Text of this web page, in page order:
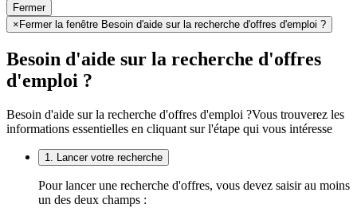
Fermer
×Fermer la fenêtre Besoin d'aide sur la recherche d'offres d'emploi ?
Besoin d'aide sur la recherche d'offres
d'emploi ?
Besoin d'aide sur la recherche d'offres d'emploi ?Vous trouverez les
informations essentielles en cliquant sur l'étape qui vous intéresse
1. Lancer votre recherche
Pour lancer une recherche d'offres, vous devez saisir au moins
un des deux champs :